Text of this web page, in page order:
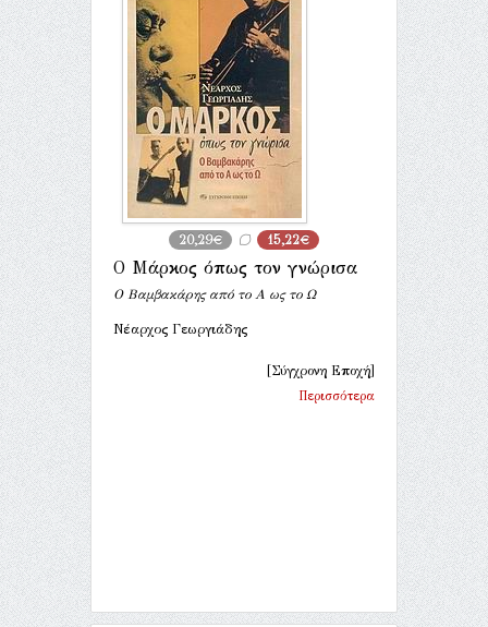
20,29€ 15,22€
Ο Μάρκος όπως τον γνώρισα
Ο Βαμβακάρης από το Α ως το Ω
Νέαρχος Γεωργιάδης
[Σύγχρονη Εποχή]
Περισσότερα